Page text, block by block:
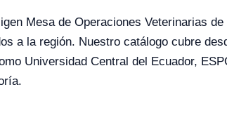
Mesa de Operaciones Veterinarias
a la región. Nuestro catálogo cubre
Universidad Central del Ecuador,